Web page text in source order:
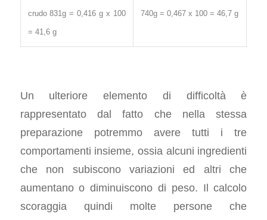
crudo 831g = 0,416 g x 100
= 41,6 g
740g = 0,467 x 100 = 46,7 g
Un ulteriore elemento di difficoltà è
rappresentato dal fatto che nella stessa
preparazione potremmo avere tutti i tre
comportamenti insieme, ossia alcuni ingredienti
che non subiscono variazioni ed altri che
aumentano o diminuiscono di peso. Il calcolo
scoraggia quindi molte persone che